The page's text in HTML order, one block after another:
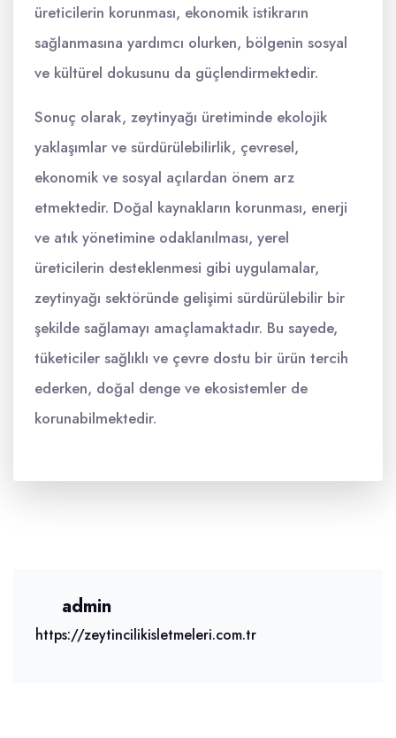
üreticilerin korunması, ekonomik istikrarın
sağlanmasına yardımcı olurken, bölgenin sosyal
ve kültürel dokusunu da güçlendirmektedir.
Sonuç olarak, zeytinyağı üretiminde ekolojik
yaklaşımlar ve sürdürülebilirlik, çevresel,
ekonomik ve sosyal açılardan önem arz
etmektedir. Doğal kaynakların korunması, enerji
ve atık yönetimine odaklanılması, yerel
üreticilerin desteklenmesi gibi uygulamalar,
zeytinyağı sektöründe gelişimi sürdürülebilir bir
şekilde sağlamayı amaçlamaktadır. Bu sayede,
tüketiciler sağlıklı ve çevre dostu bir ürün tercih
ederken, doğal denge ve ekosistemler de
korunabilmektedir.
admin
https://zeytincilikisletmeleri.com.tr